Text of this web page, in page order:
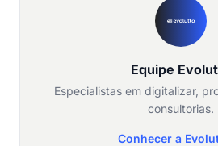
Equipe
Especialistas em digitalizar,
consultorias.
Conhecer a